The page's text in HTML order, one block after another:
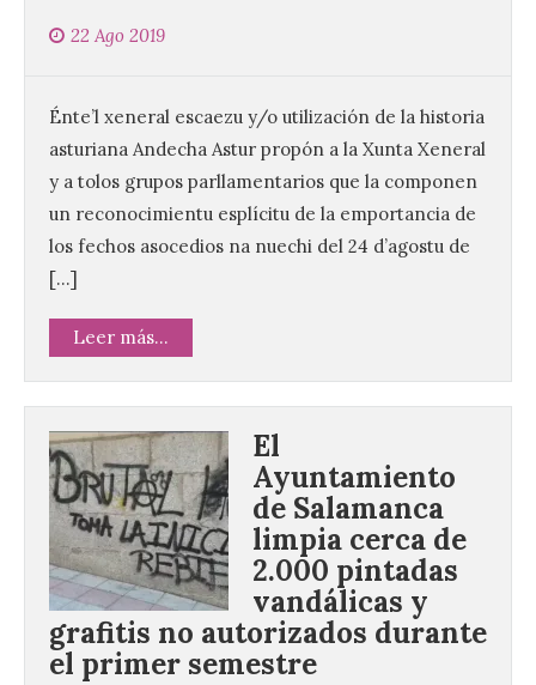
22 Ago 2019
Énte’l xeneral escaezu y/o utilización de la historia
asturiana Andecha Astur propón a la Xunta Xeneral
y a tolos grupos parllamentarios que la componen
un reconocimientu esplícitu de la emportancia de
los fechos asocedios na nuechi del 24 d’agostu de
[…]
Leer más...
El
Ayuntamiento
de Salamanca
limpia cerca de
2.000 pintadas
vandálicas y
grafitis no autorizados durante
el primer semestre